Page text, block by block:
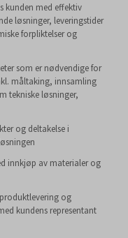
kunden med effektiv
løsninger, leveringstider
forpliktelser og
som er nødvendige for
måltaking, innsamling
tekniske løsninger,
og deltakelse i
innkjøp av materialer og
og
kundens representant